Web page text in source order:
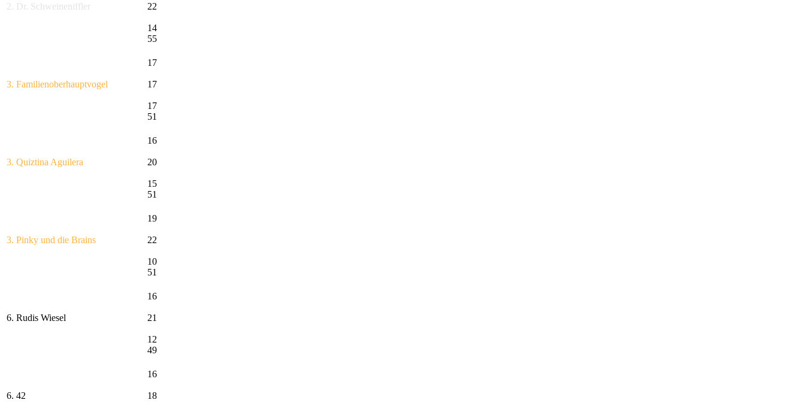
2. Dr. Schweineniffler 22
14
55
3. Familienoberhauptvogel
17
17
17
51
3. Quiztina Aguilera
16
20
15
51
3. Pinky und die Brains
19
22
10
51
6. Rudis Wiesel
16
21
12
49
6. 42
16
18